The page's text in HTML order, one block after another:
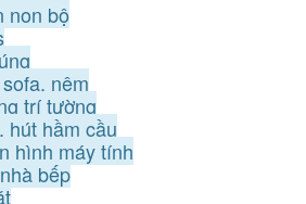
non bộ
nệm
trí tường
hút hầm cầu
hình máy tính
bếp